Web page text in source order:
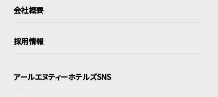
会社概要
採用情報
アールエヌティーホテルズSNS